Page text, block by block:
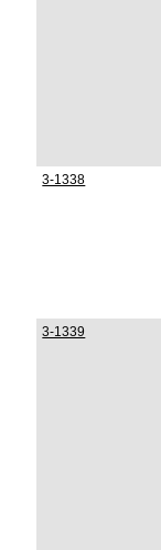
3-1338
3-1339